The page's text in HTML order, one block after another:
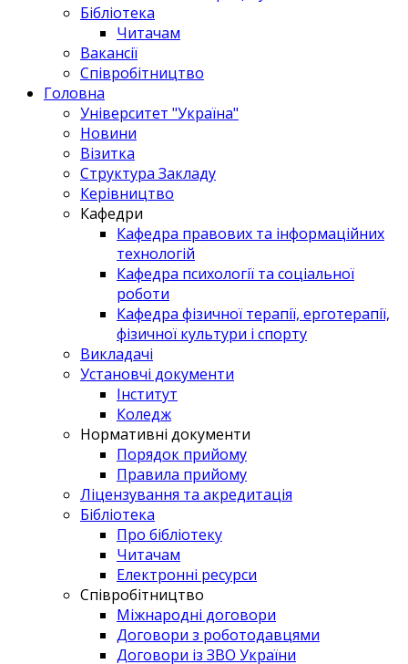
Бібліотека
Читачам
Вакансії
Співробітництво
Головна
Університет "Україна"
Новини
Візитка
Структура Закладу
Керівництво
Кафедри
Кафедра правових та інформаційних
технологій
Кафедра психології та соціальної
роботи
Кафедра фізичної терапії, ерготерапії,
фізичної культури і спорту
Викладачі
Установчі документи
Інститут
Коледж
Нормативні документи
Порядок прийому
Правила прийому
Ліцензування та акредитація
Бібліотека
Про бібліотеку
Читачам
Електронні ресурси
Співробітництво
Міжнародні договори
Договори з роботодавцями
Договори із ЗВО України